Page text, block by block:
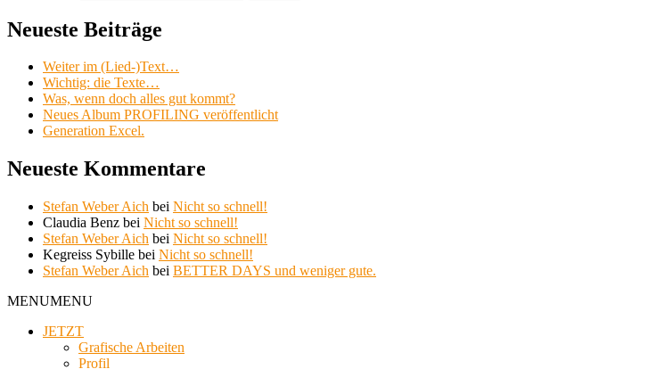
Neueste Beiträge
Weiter im (Lied-)Text…
Wichtig: die Texte…
Was, wenn doch alles gut kommt?
Neues Album PROFILING veröffentlicht
Generation Excel.
Neueste Kommentare
Stefan Weber Aich bei Nicht so schnell!
Claudia Benz bei Nicht so schnell!
Stefan Weber Aich bei Nicht so schnell!
Kegreiss Sybille bei Nicht so schnell!
Stefan Weber Aich bei BETTER DAYS und weniger gute.
MENUMENU
JETZT
Grafische Arbeiten
Profil